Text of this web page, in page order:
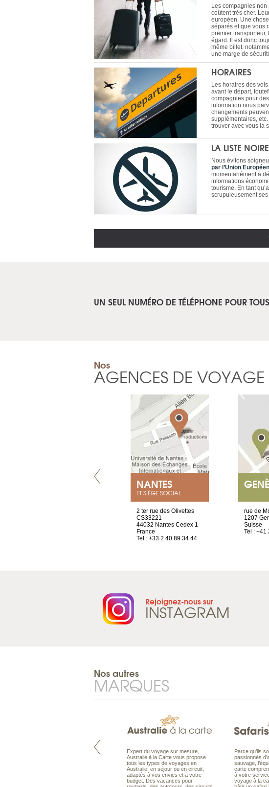
Les compagnies non
coûtent très cher.
européen. Une
séparés et que vous
premier transporteur,
égard. Il est donc
même billet,
une marge de
HORAIRES
Les horaires des
avant le départ,
compagnies pour
information nous
changements
supplémentaires,
trouver avec vous la
LA LISTE
Nous évitons
par l’Union
momentanément à
informations
tourisme. En tant
scrupuleusement
UN SEUL NUMÉRO DE TÉLÉPHONE POUR
Nos
AGENCES DE VOYAGE
NANTES
ET SIÈGE SOCIAL
2 ter rue des Olivettes
CS33221
44032 Nantes Cedex 1
France
Tel : +33 2 40 89 34 44
rue de
1207
Suisse
Tel : +41
Rejoignez-nous sur
INSTAGRAM
Nos autres
MARQUES
Pacifique à la carte est le spécialiste
Expert du voyage sur mesure,
Australie à la Carte vous propose
tous les types de voyages en
Australie, en séjour ou en circuit,
adaptés à vos envies et à votre
budget. Des vacances pour
Parce qu’ils
passionnés
sauvage,
carte
à votre
voyage à la